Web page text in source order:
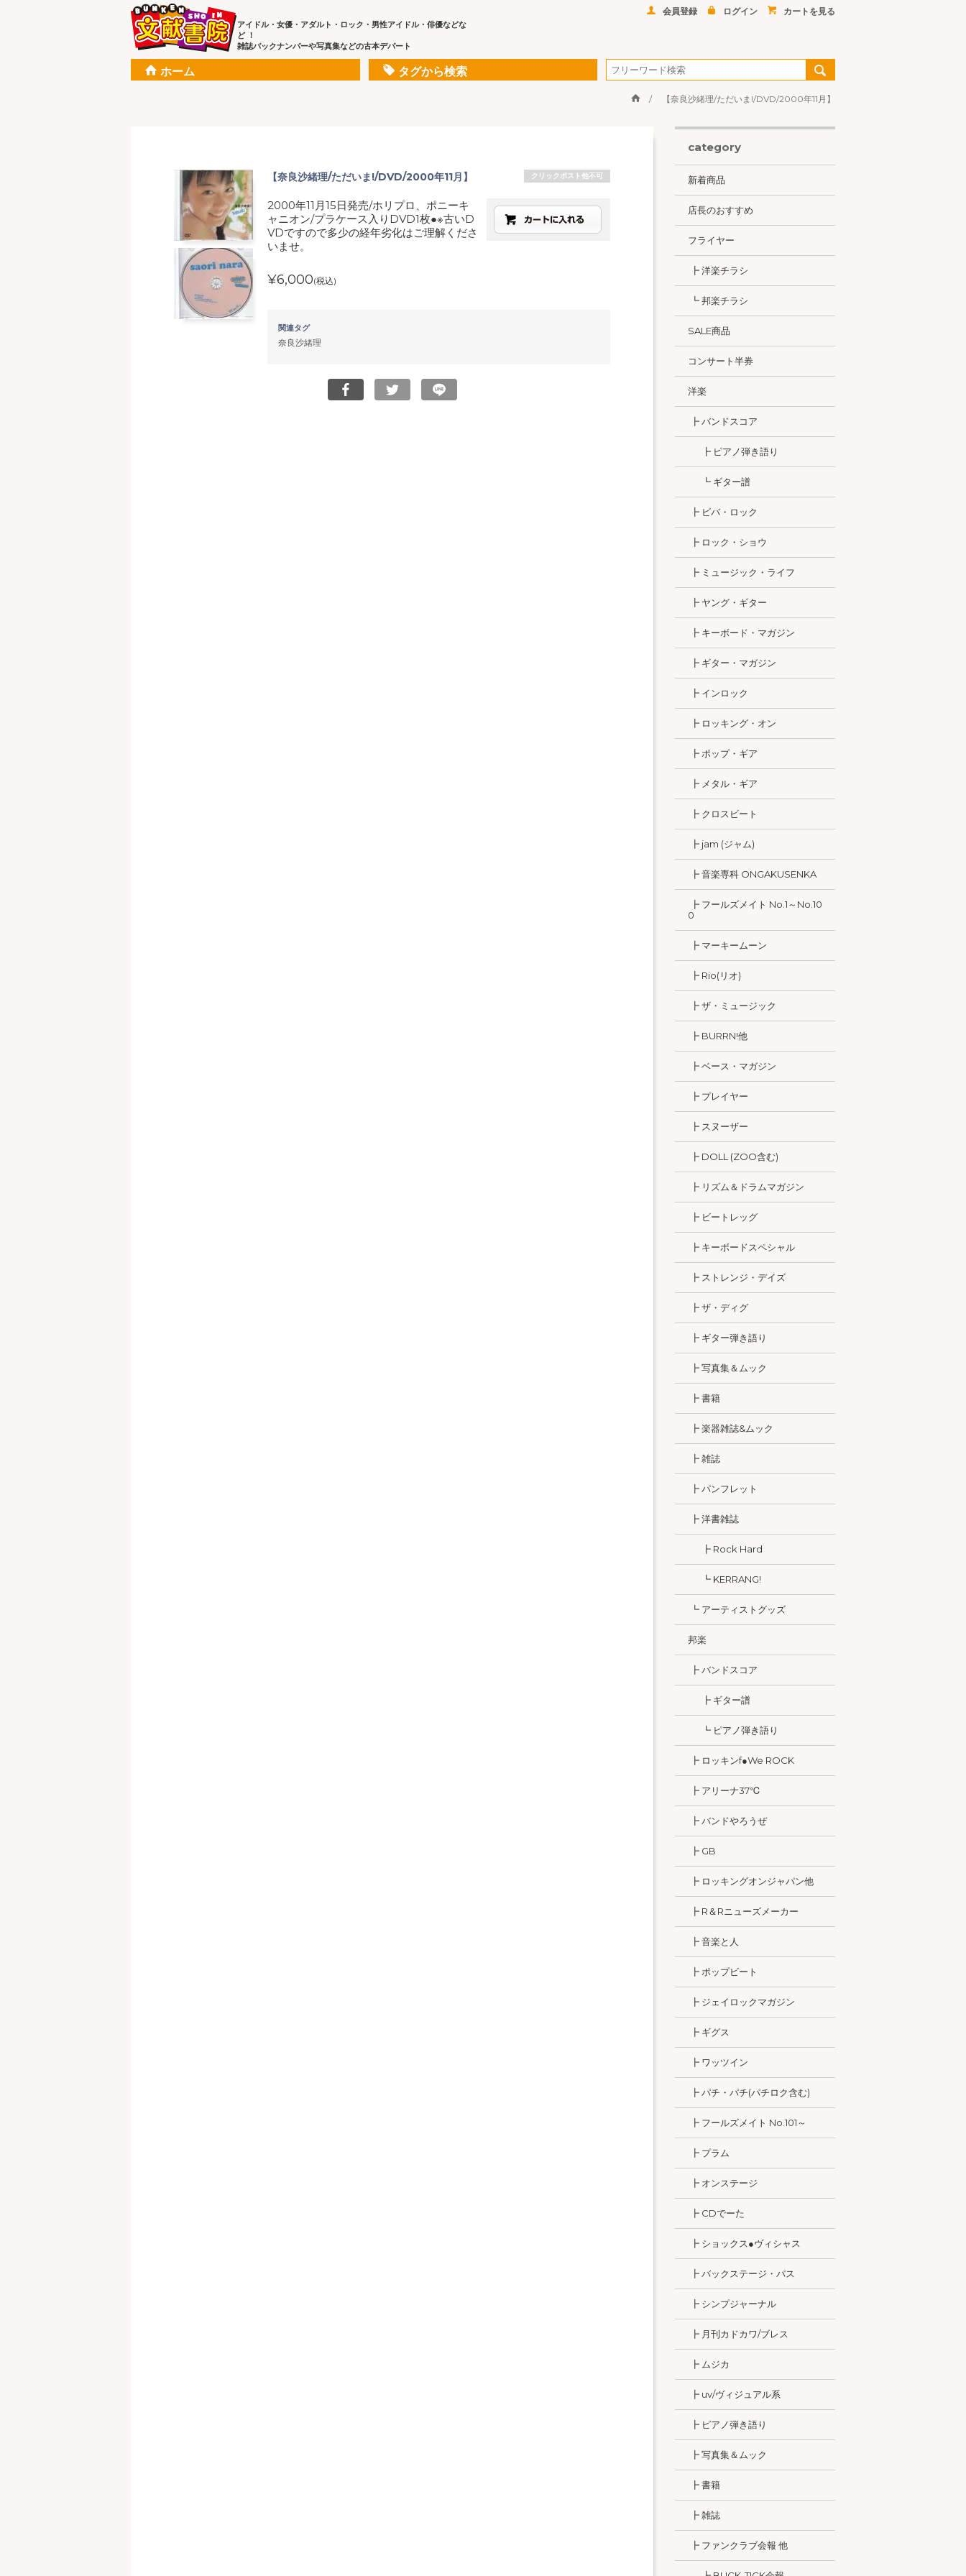
アイドル・女優・アダルト・ロック・男性アイドル・俳優などな
ど ！
雑誌バックナンバーや写真集などの古本デパート
会員登録 ログイン カートを見る
ホーム タグから検索
【奈良沙緒理/ただいま!/DVD/2000年11月】
クリックポスト他不可
【奈良沙緒理/ただいま!/DVD/2000年11月】
2000年11月15日発売/ホリプロ、ポニーキ
ャニオン/プラケース入りDVD1枚●※古いD
VDですので多少の経年劣化はご理解くださ
いませ。
¥6,000(税込)
関連タグ
奈良沙緒理
category
新着商品
店長のおすすめ
フライヤー
┣ 洋楽チラシ
┗ 邦楽チラシ
SALE商品
コンサート半券
洋楽
┣ バンドスコア
┣ ピアノ弾き語り
┗ ギター譜
┣ ビバ・ロック
┣ ロック・ショウ
┣ ミュージック・ライフ
┣ ヤング・ギター
┣ キーボード・マガジン
┣ ギター・マガジン
┣ インロック
┣ ロッキング・オン
┣ ポップ・ギア
┣ メタル・ギア
┣ クロスビート
┣ jam (ジャム)
┣ 音楽専科 ONGAKUSENKA
┣ フールズメイト No.1～No.10
0
┣ マーキームーン
┣ Rio(リオ)
┣ ザ・ミュージック
┣ BURRN!他
┣ ベース・マガジン
┣ プレイヤー
┣ スヌーザー
┣ DOLL (ZOO含む)
┣ リズム＆ドラムマガジン
┣ ビートレッグ
┣ キーボードスペシャル
┣ ストレンジ・デイズ
┣ ザ・ディグ
┣ ギター弾き語り
┣ 写真集＆ムック
┣ 書籍
┣ 楽器雑誌&ムック
┣ 雑誌
┣ パンフレット
┣ 洋書雑誌
┣ Rock Hard
┗ KERRANG!
┗ アーティストグッズ
邦楽
┣ バンドスコア
┣ ギター譜
┗ ピアノ弾き語り
┣ ロッキンf●We ROCK
┣ アリーナ37℃
┣ バンドやろうぜ
┣ GB
┣ ロッキングオンジャパン他
┣ R＆Rニューズメーカー
┣ 音楽と人
┣ ポップビート
┣ ジェイロックマガジン
┣ ギグス
┣ ワッツイン
┣ パチ・パチ(パチロク含む)
┣ フールズメイト No.101～
┣ プラム
┣ オンステージ
┣ CDでーた
┣ ショックス●ヴィシャス
┣ バックステージ・パス
┣ シンプジャーナル
┣ 月刊カドカワ/ブレス
┣ ムジカ
┣ uv/ヴィジュアル系
┣ ピアノ弾き語り
┣ 写真集＆ムック
┣ 書籍
┣ 雑誌
┣ ファンクラブ会報 他